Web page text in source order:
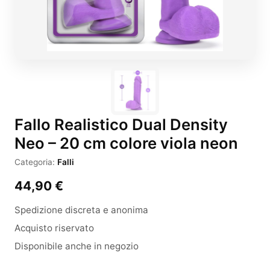
Fallo Realistico Dual Density
Neo – 20 cm colore viola neon
Categoria: Falli
44,90 €
Spedizione discreta e anonima
Acquisto riservato
Disponibile anche in negozio